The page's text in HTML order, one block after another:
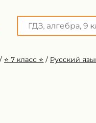
/ ⭐️ 7 класс ⭐️ / Русский